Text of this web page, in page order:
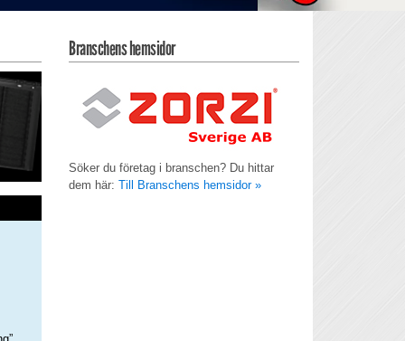
Branschens hemsidor
Söker du företag i branschen? Du hittar
dem här: Till Branschens hemsidor »